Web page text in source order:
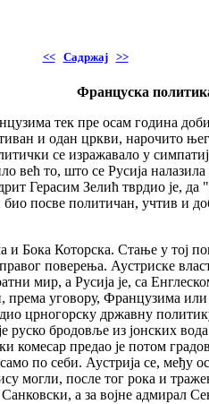
<< Садржај >>
Француска
тек пре осам година
и одан цркви, нарочито
се изражавало у
већ то, што се Русија
Герасим Зелић тврдио је,
посве политичан, учтив и
Бока Которска. Стање у тој
поверења. Аустриске
мир, а Русија је, са
према уговору, Французима
црногорску државну
бродовље из јонских
предао је потом
по себи. Аустрија се,
могли, после тог рока и
а за војне